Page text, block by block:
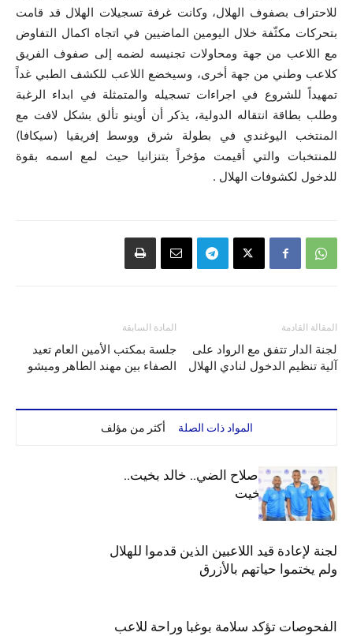
للاحتراف بصفوف الهلال، وكانت غرفة تسجيلات الهلال قد قامت
بتحركات مكثّفة خلال اليومين الماضيين في اتجاه اكمال التفاوض
مع اللاعب من جهة ومحاولات تجنيسه لضمه إلى صفوف الفريق
كلاعب وطني من جهة أخرى، وسيخضع اللاعب للكشف الطبي غداً
تمهيداً للشروع في اجراءات تسجيله والمتمثلة في ابداء الرغبة
وطلب بطاقة انتقاله الدولية، يذكر أن أوينو تألق بشكل لافت مع
المنتخب اليوغندي في بطولة شرق ووسط إفريقيا (سيكافا)
للمنتخبات والتي أقيمت مؤخراً بتنزانيا حيث لمع اسمه بقوة
للدخول لكشوفات الهلال .
المادة السابقة
جلسة بمكتب الأمين العام تعيد
الصفاء بين مهند الطاهر وميشو
المقالة القادمة
لجنة الدار تتفق مع الرواد على
آلية تنظيم الدخول لنادي الهلال
المواد ذات الصلة أكثر من مؤلف
الهلال يعيد قيد صلاح الضي.. خالد بخيت..
جوليت وعمر بخيت
لجنة لإعادة قيد اللاعبين الذين قدموا للهلال
ولم يختموا حياتهم بالأزرق
الفحوصات تؤكد سلامة بوغبا وراحة للاعب